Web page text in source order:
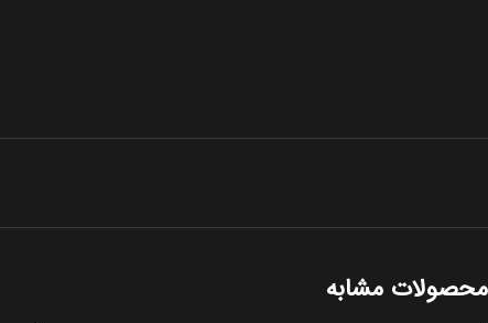
محصولات مشابه